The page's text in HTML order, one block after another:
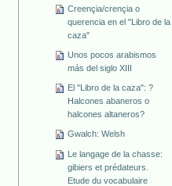
Creençia/crençia o
querencia en el "Libro de la
caza"
Unos pocos arabismos
más del siglo XIII
El "Libro de la caza": ?
Halcones abaneros o
halcones altaneros?
Gwalch: Welsh
Le langage de la chasse:
gibiers et prédateurs.
Etude du vocabulaire